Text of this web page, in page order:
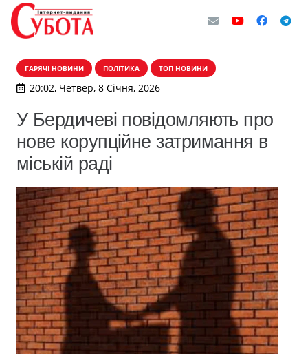
ГАРЯЧІ НОВИНИ ПОЛІТИКА ТОП НОВИНИ
20:02, Четвер, 8 Січня, 2026
У Бердичеві повідомляють про
нове корупційне затримання в
міській раді